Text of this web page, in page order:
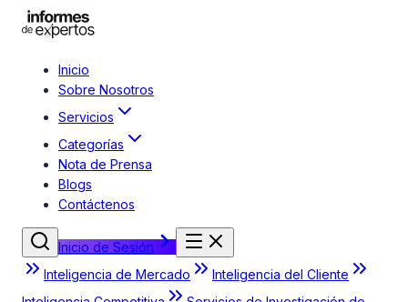
Inicio
Sobre Nosotros
Servicios
Categorías
Nota de Prensa
Blogs
Contáctenos
Inicio de Sesión
Inteligencia de Mercado
Inteligencia del Cliente